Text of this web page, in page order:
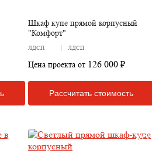
Шкаф купе прямой корпусный
"Комфорт"
ЛДСП ЛДСП
Цена проекта от 126 000 ₽
Рассчитать стоимость